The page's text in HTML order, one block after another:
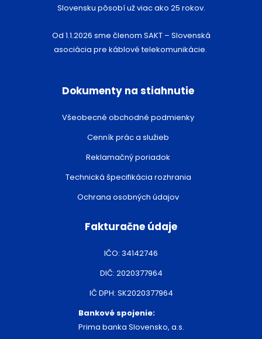
Slovensku pôsobí už viac ako 25 rokov.
Od 1.1.2026 sme členom SAKT – Slovenská
asociácia pre káblové telekomunikácie.
Dokumenty na stiahnutie
Všeobecné obchodné podmienky
Cenník prác a služieb
Reklamačný poriadok
Technická špecifikácia rozhrania
Ochrana osobných údajov
Fakturačne údaje
IČO: 34142746
DIČ: 2020377964
IČ DPH: SK2020377964
Bankové spojenie:
Prima banka Slovensko, a.s.